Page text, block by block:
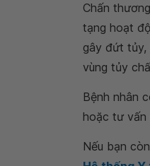
Chấn
tạng hoạt
gây đứt tủy,
vùng tủy
Bệnh nhân
hoặc tư vấn
Nếu bạn